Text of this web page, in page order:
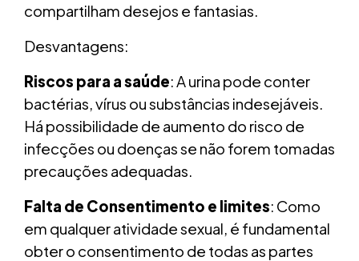
compartilham desejos e fantasias.
Desvantagens:
Riscos para a saúde: A urina pode conter
bactérias, vírus ou substâncias indesejáveis.
Há possibilidade de aumento do risco de
infecções ou doenças se não forem tomadas
precauções adequadas.
Falta de Consentimento e limites: Como
em qualquer atividade sexual, é fundamental
obter o consentimento de todas as partes